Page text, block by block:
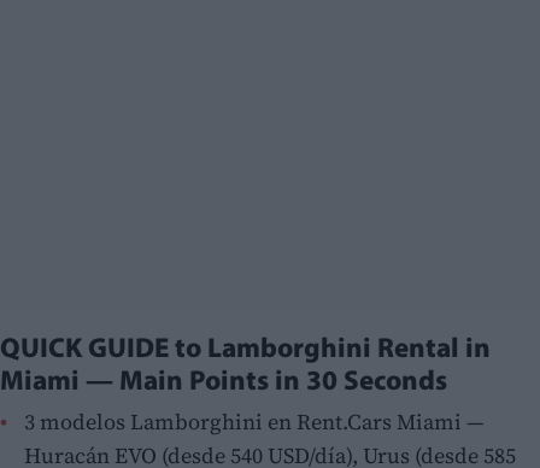
QUICK GUIDE to Lamborghini Rental in
Miami — Main Points in 30 Seconds
3 modelos Lamborghini en Rent.Cars Miami —
Huracán EVO (desde 540 USD/día), Urus (desde 585